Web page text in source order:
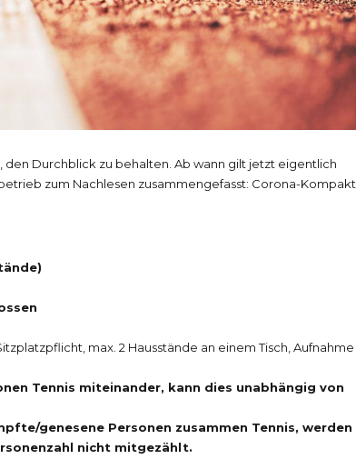
Durchblick zu behalten. Ab wann gilt jetzt eigentlich
zum Nachlesen zusammengefasst: Corona-Kompakt
max. 2 Hausstände an einem Tisch, Aufnahme
Tennis miteinander, kann dies unabhängig von
genesene Personen zusammen Tennis, werden
nicht mitgezählt.